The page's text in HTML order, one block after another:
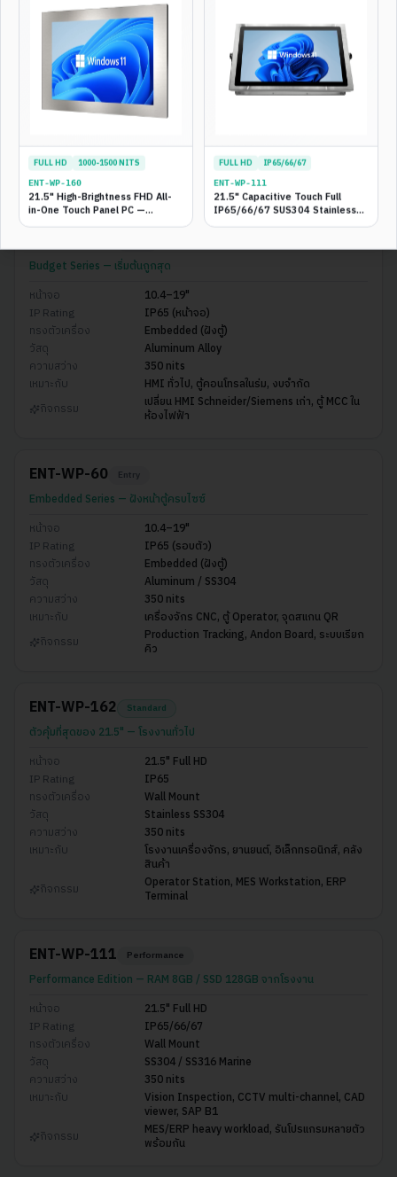
เปรียบเทียบสเปก Waterproof Panel PC
ตารางสรุปทั้ง 15 รุ่น พร้อมแนะนำกิจกรรมที่เหมาะสมและเส้นทาง
อัปเกรดในอนาคต — กรองตาม Tier เพื่อหารุ่นที่ตรงงานได้เร็วขึ้น
Performance — งานหนัก
Hygienic — Food/Pharma
Outdoor — กลางแจ้ง
Flagship — IP69K
Budget Series — เริ่มต้นถูกสุด
หน้าจอ
10.4–19"
IP Rating
IP65 (หน้าจอ)
ทรงตัวเครื่อง
Embedded (ฝังตู้)
วัสดุ
Aluminum Alloy
ความสว่าง
350 nits
เหมาะกับ
HMI ทั่วไป, ตู้คอนโทรลในร่ม, งบจำกัด
กิจกรรม
เปลี่ยน HMI Schneider/Siemens เก่า, ตู้ MCC ใน
ห้องไฟฟ้า
ENT-WP-60 Entry
Embedded Series — ฝังหน้าตู้ครบไซซ์
หน้าจอ
10.4–19"
IP Rating
IP65 (รอบตัว)
ทรงตัวเครื่อง
Embedded (ฝังตู้)
วัสดุ
Aluminum / SS304
ความสว่าง
350 nits
เหมาะกับ
เครื่องจักร CNC, ตู้ Operator, จุดสแกน QR
กิจกรรม
Production Tracking, Andon Board, ระบบเรียก
คิว
ENT-WP-162 Standard
ตัวคุ้มที่สุดของ 21.5" — โรงงานทั่วไป
หน้าจอ
21.5" Full HD
IP Rating
IP65
ทรงตัวเครื่อง
Wall Mount
วัสดุ
Stainless SS304
ความสว่าง
350 nits
เหมาะกับ
โรงงานเครื่องจักร, ยานยนต์, อิเล็กทรอนิกส์, คลัง
สินค้า
กิจกรรม
Operator Station, MES Workstation, ERP
Terminal
ENT-WP-111 Performance
Performance Edition — RAM 8GB / SSD 128GB จากโรงงาน
หน้าจอ
21.5" Full HD
IP Rating
IP65/66/67
ทรงตัวเครื่อง
Wall Mount
วัสดุ
SS304 / SS316 Marine
ความสว่าง
350 nits
เหมาะกับ
Vision Inspection, CCTV multi-channel, CAD
viewer, SAP B1
กิจกรรม
MES/ERP heavy workload, รันโปรแกรมหลายตัว
พร้อมกัน
FULL HD 1000-1500 NITS
ENT-WP-160
21.5" High-Brightness FHD All-
in-One Touch Panel PC —
FULL HD IP65/66/67
ENT-WP-111
21.5" Capacitive Touch Full
IP65/66/67 SUS304 Stainless